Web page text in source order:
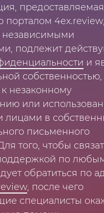
порталом
независимыми
подлежит
и
собственностью,
незаконному
или
лицами в
письменного
того, чтобы
по
обратиться по
, после чего
специалисты